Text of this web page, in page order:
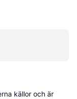
källor och är